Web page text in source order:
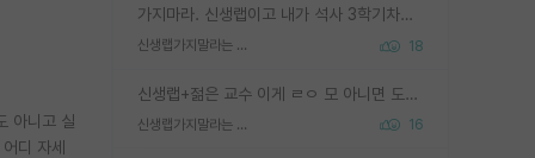
가지마라. 신생랩이고 내가 석사 3학기차인데 최고참인데 나도 아무것도 모르는데 교수가 후배들 왜 논문 교육 안시키냐. 논문 왜 안 써오냐 닦달한다
신생랩가지말라는 이유가 있었구나 18
신생랩+젊은 교수 이게 ㄹㅇ 모 아니면 도인듯.
신생랩가지말라는 이유가 있었구나 16
아니고 실
디 자세